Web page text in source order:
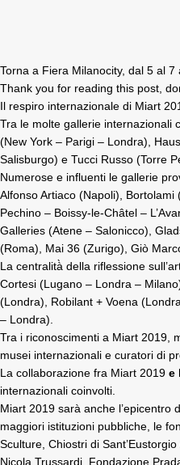
Torna a Fiera Milanocity, dal 5 al
Thank you for reading this post,
Il respiro internazionale di Miart
Tra le molte gallerie internazionali
(New York – Parigi – Londra),
Salisburgo) e Tucci Russo (Torre
Numerose e influenti le gallerie
Alfonso Artiaco (Napoli),
Pechino – Boissy-le-Châtel –
Galleries (Atene – Salonicco),
(Roma), Mai 36 (Zurigo), Giò
La centralità̀ della riflessione
Cortesi (Lugano – Londra –
(Londra), Robilant + Voena
– Londra).
Tra i riconoscimenti a Miart 2019,
musei internazionali e curatori di
La collaborazione fra Miart 2019 e
internazionali coinvolti.
Miart 2019 sarà anche l’epicentro
maggiori istituzioni pubbliche, le
Sculture, Chiostri di
Nicola Trussardi, Fondazione